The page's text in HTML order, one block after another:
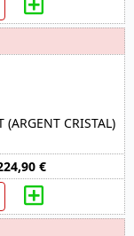
(ARGENT CRISTAL)
€